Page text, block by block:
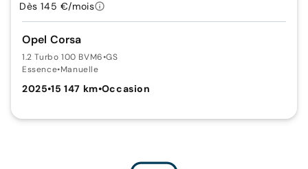
Opel Corsa
1.2 Turbo 100 BVM6•GS
Essence•Manuelle
2025•15 147 km•Occasion
Dès 145 €/mois